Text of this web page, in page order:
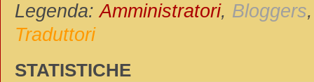
Legenda:Amministratori, Bloggers
Traduttori
STATISTICHE